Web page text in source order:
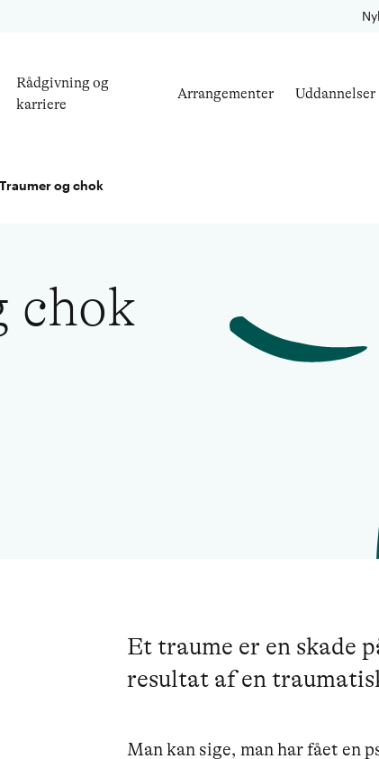
Rådgivning og
karriere
Arrangementer Uddannelser
Traumer og chok
chok
Et traume er en skade
resultat af en
Man kan sige, man har fået en